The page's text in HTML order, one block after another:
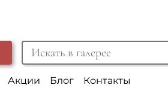
Акции Блог Контакты